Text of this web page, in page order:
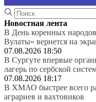
Новостная лента
В День коренных
Вулаты» вернется на
07.08.2026 18:50
В Сургуте впервые
лагерь по сербской
07.08.2026 18:17
В ХМАО быстрее всего
аграриев и вахтовиков